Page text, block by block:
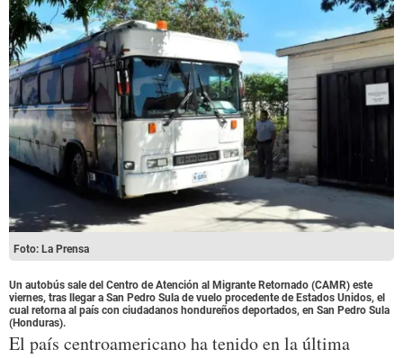
Foto: La Prensa
Un autobús sale del Centro de Atención al Migrante Retornado (CAMR) este
viernes, tras llegar a San Pedro Sula de vuelo procedente de Estados Unidos, el
cual retorna al país con ciudadanos hondureños deportados, en San Pedro Sula
(Honduras).
El país centroamericano ha tenido en la última